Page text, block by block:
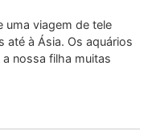
uma viagem de tele
até à Ásia. Os aquários
nossa filha muitas